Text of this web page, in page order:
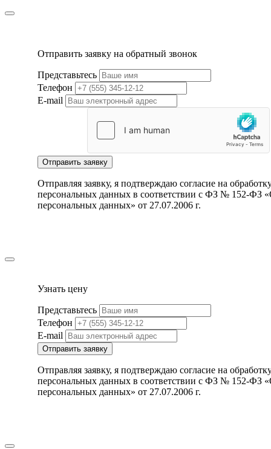
Отправить заявку на обратный звонок
Представьтесь
Телефон
E-mail
Отправить заявку
Отправляя заявку, я подтверждаю согласие на
персональных данных в соответствии с ФЗ № 152-ФЗ
персональных данных» от 27.07.2006 г.
Узнать цену
Представьтесь
Телефон
E-mail
Отправить заявку
Отправляя заявку, я подтверждаю согласие на
персональных данных в соответствии с ФЗ № 152-ФЗ
персональных данных» от 27.07.2006 г.